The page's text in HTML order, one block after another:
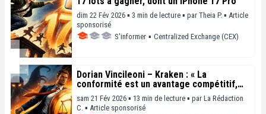
dim 22 Fév 2026 ▪ 3 min de lecture ▪ par Theia P. ▪ Article
sponsorisé
S'informer ▪ Centralized Exchange (CEX)
Dorian Vincileoni – Kraken : « La
conformité est un avantage compétitif,
pas une contrainte »
sam 21 Fév 2026 ▪ 13 min de lecture ▪ par La Rédaction
C. ▪ Article sponsorisé